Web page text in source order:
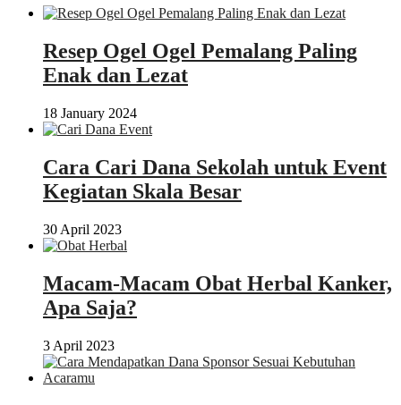
Resep Ogel Ogel Pemalang Paling
Enak dan Lezat
18 January 2024
Cara Cari Dana Sekolah untuk Event
Kegiatan Skala Besar
30 April 2023
Macam-Macam Obat Herbal Kanker,
Apa Saja?
3 April 2023